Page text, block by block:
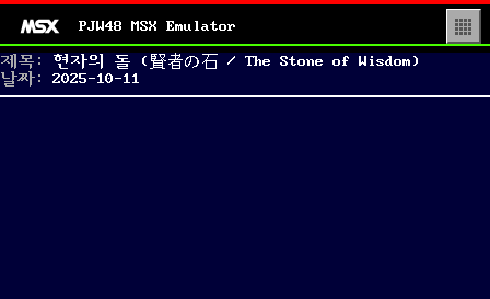
PJW48 MSX Emulator
▒
제목:
현자의 돌 (賢者の石 / The Stone of Wisdom)
날짜:
Posted
on
2025-10-11